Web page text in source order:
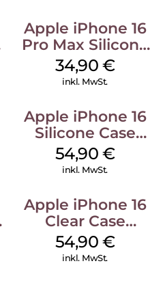
Apple iPhone 16
Pro Max Silicone
Case MagSafe
Denim
34,90 €
inkl. MwSt.
Apple iPhone 16
Silicone Case
MagSafe Lake
Green
54,90 €
inkl. MwSt.
Apple iPhone 16
Clear Case
MagSafe
Transparent
54,90 €
inkl. MwSt.